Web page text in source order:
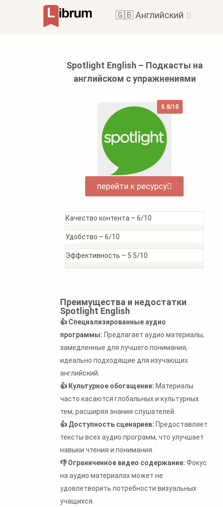
🇬🇧 Английский
Spotlight English – Подкасты на
английском с упражнениями
5.8/10
перейти к ресурсу
Качество контента – 6/10
Удобство – 6/10
Эффективность – 5.5/10
Преимущества и недостатки
Spotlight English
👍 Специализированные аудио
программы: Предлагает аудио материалы,
замедленные для лучшего понимания,
идеально подходящие для изучающих
английский.
👍 Культурное обогащение: Материалы
часто касаются глобальных и культурных
тем, расширяя знания слушателей.
👍 Доступность сценариев: Предоставляет
тексты всех аудио программ, что улучшает
навыки чтения и понимания.
👎 Ограниченное видео содержание: Фокус
на аудио материалах может не
удовлетворить потребности визуальных
учащихся.